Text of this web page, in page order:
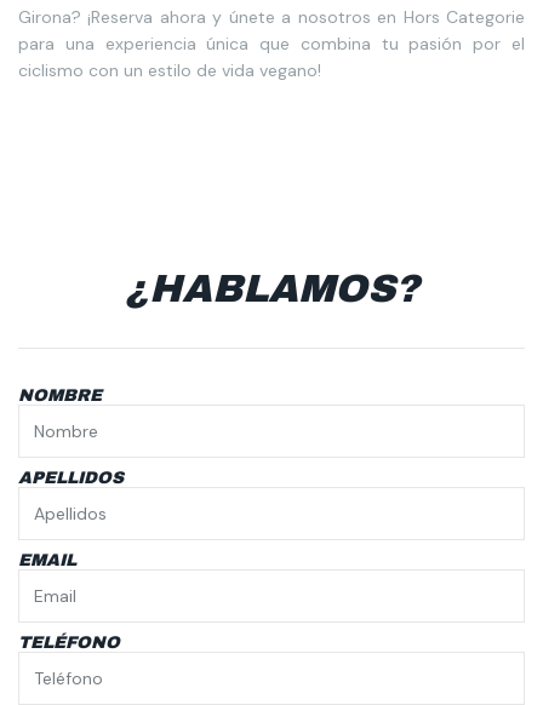
Girona? ¡Reserva ahora y únete a nosotros en Hors Categorie
para una experiencia única que combina tu pasión por el
ciclismo con un estilo de vida vegano!
¿HABLAMOS?
NOMBRE
APELLIDOS
EMAIL
TELÉFONO